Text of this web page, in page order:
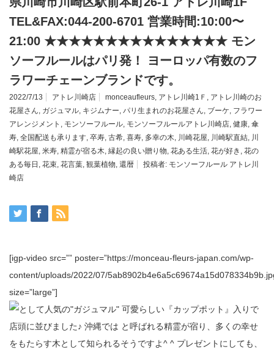
TEL&FAX:044-200-6701 営業時間:10:00〜
21:00 ★★★★★★★★★★★★★★★ モン
ソーフルールはパリ発！ ヨーロッパ有数のフ
ラワーチェーンブランドです。
2022/7/13 アトレ川崎店 monceaufleurs, アトレ川崎1Ｆ , アトレ川崎のお
花屋さん, ガジュマル, キジムナー, パリ生まれのお花屋さん, ブーケ, フラワー
アレンジメント , モンソーフルール, モンソーフルールアトレ川崎店, 健康, 傘
寿, 全国配送も承ります, 卒寿, 古希, 喜寿, 多幸の木, 川崎花屋, 川崎駅直結, 川
崎駅花屋, 米寿, 精霊が宿る木, 縁起の良い贈り物, 花ある生活, 花が好き , 花の
ある毎日 , 花束, 花言葉, 観葉植物, 還暦 投稿者: モンソーフルール アトレ川
崎店
[igp-video src=”” poster=”https://monceau-fleurs-japan.com/wp-
content/uploads/2022/07/
size=”large”]